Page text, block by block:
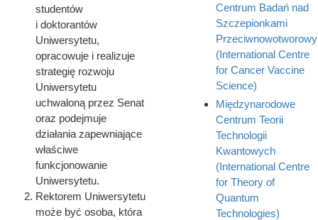
studentów
i doktorantów
Uniwersytetu,
opracowuje i realizuje
strategię rozwoju
Uniwersytetu
uchwaloną przez Senat
oraz podejmuje
działania zapewniające
właściwe
funkcjonowanie
Uniwersytetu.
Rektorem Uniwersytetu
może być osoba, która
Centrum Badań nad
Szczepionkami
(International Centre
for Cancer Vaccine
Science)
Międzynarodowe
Centrum Teorii
Technologii
Kwantowych
(International Centre
for Theory of
Quantum
Technologies)